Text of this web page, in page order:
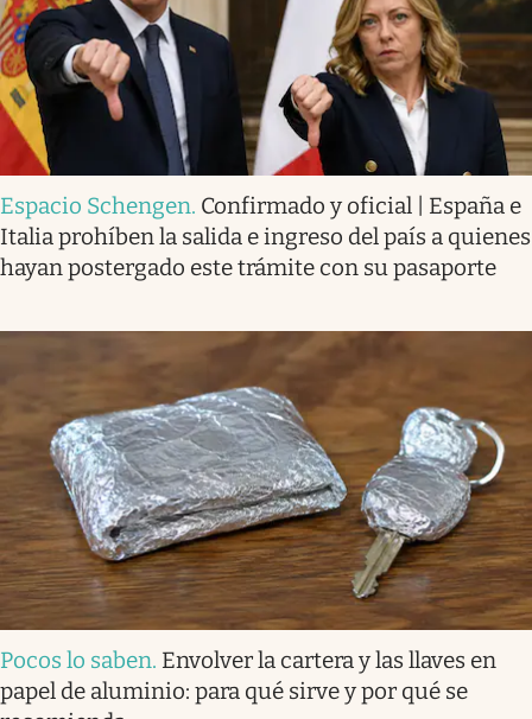
Espacio Schengen. Confirmado y oficial | España e
Italia prohíben la salida e ingreso del país a quienes
hayan postergado este trámite con su pasaporte
Pocos lo saben. Envolver la cartera y las llaves en
papel de aluminio: para qué sirve y por qué se